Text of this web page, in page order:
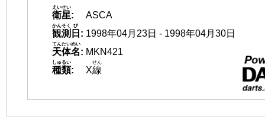
衛星
えいせい
:
ASCA
観測
かんそく
日
び
: 1998年04月23日 - 1998年04月30日
天体名
てんたいめい
: MKN421
種類
しゅるい
: X線
せん